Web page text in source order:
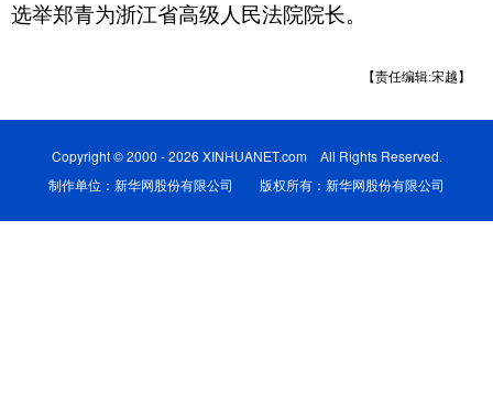
选举郑青为浙江省高级人民法院院长。
【责任编辑:宋越】
Copyright © 2000 - 2026 XINHUANET.com All Rights Reserved.
制作单位：新华网股份有限公司 版权所有：新华网股份有限公司